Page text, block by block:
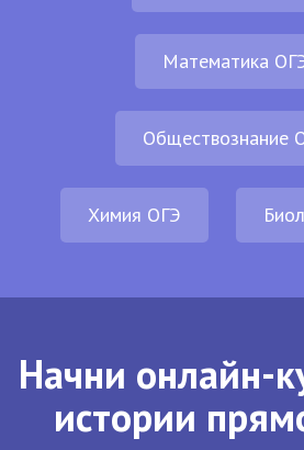
Математика
Обществознание
Химия ОГЭ
Начни онлайн-
истории